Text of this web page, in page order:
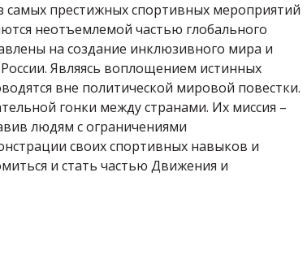
престижных спортивных мероприятий
неотъемлемой частью глобального
на создание инклюзивного мира и
Являясь воплощением истинных
вне политической мировой повестки.
гонки между странами. Их миссия –
людям с ограничениями
своих спортивных навыков и
и стать частью Движения и